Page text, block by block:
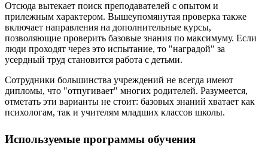
Отсюда вытекает поиск преподавателей с опытом и
прилежным характером. Вышеупомянутая проверка также
включает направления на дополнительные курсы,
позволяющие проверить базовые знания по максимуму. Если
люди проходят через это испытание, то "наградой" за
усердный труд становится работа с детьми.
Сотрудники большинства учреждений не всегда имеют
дипломы, что "отпугивает" многих родителей. Разумеется,
отметать эти варианты не стоит: базовых знаний хватает как
психологам, так и учителям младших классов школы.
Используемые программы обучения